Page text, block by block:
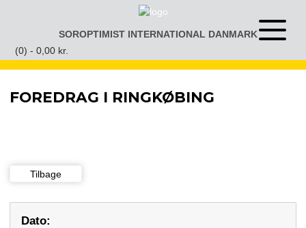
SOROPTIMIST INTERNATIONAL DANMARKÅben
menu
(0) - 0,00 kr.
FOREDRAG I RINGKØBING
Tilbage
Dato: